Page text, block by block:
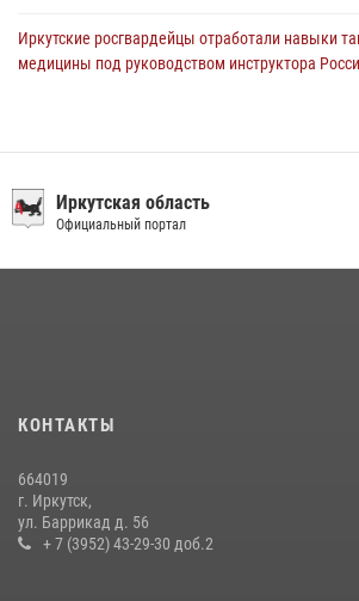
Иркутские росгвардейцы отработали навыки
медицины под руководством инструктора
подозреваемые в совершении тяжких и особо
07 июля 2026, 08:35
При содействии Росгвардии в Иркутске
преступной группы, организовавшей бизнес по
услуг
Иркутская область
Официальный портал
КОНТАКТЫ
664019
г. Иркутск,
ул. Баррикад д. 56
+ 7 (3952) 43-29-30 доб.2